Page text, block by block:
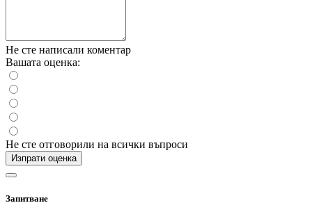
Не сте написали коментар
Вашата оценка:
Не сте отговорили на всички въпроси
Изпрати оценка
Запитване